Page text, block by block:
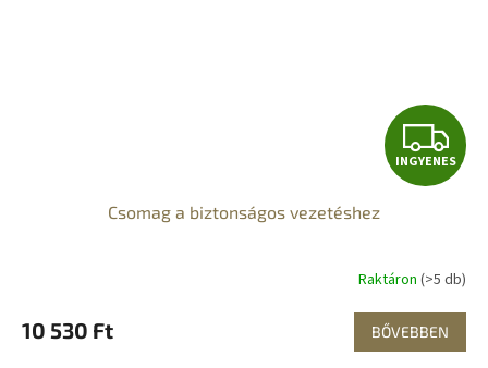
I
N
Y
E
INGYENES
Csomag a biztonságos vezetéshez
Raktáron (>5 db)
10 530 Ft BŐVEBBEN